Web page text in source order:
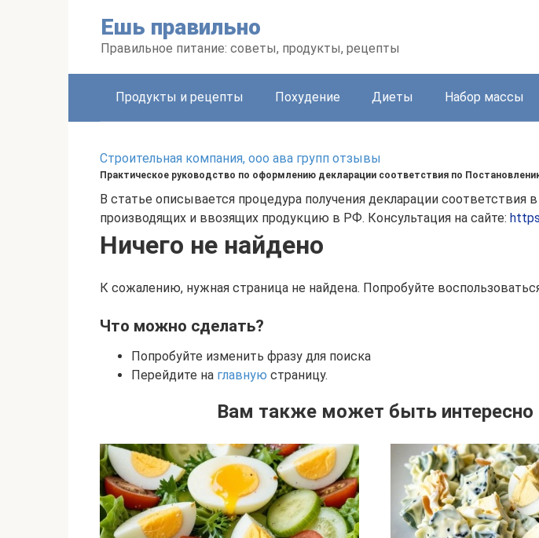
Ешь правильно
Правильное питание: советы, продукты, рецепты
Продукты и рецепты Похудение Диеты Набор массы
Строительная компания, ооо ава групп отзывы
Практическое руководство по оформлению декларации соответствия по
В статье описывается процедура получения декларации
производящих и ввозящих продукцию в РФ. Консультация на сайте:
Ничего не найдено
К сожалению, нужная страница не найдена. Попробуйте
Что можно сделать?
Попробуйте изменить фразу для поиска
Перейдите на главную страницу.
Вам также может быть интересно